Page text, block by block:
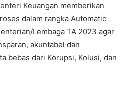
Keuangan memberikan
dalam rangka Automatic
Lembaga TA 2023 agar
akuntabel dan
bebas dari Korupsi, Kolusi, dan